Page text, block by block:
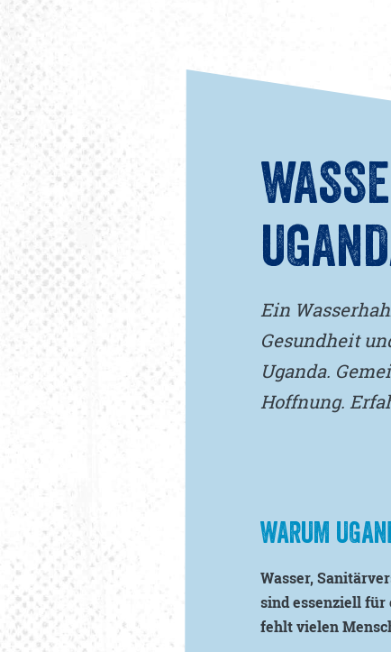
Ein
Gesundheit
Uganda.
Hoffnung.
WARUM
Wasser,
sind essenziell für
fehlt vielen